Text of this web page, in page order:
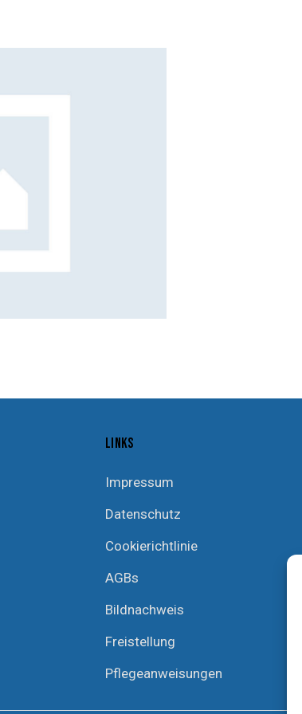
LINKS
Impressum
Datenschutz
Cookierichtlinie
AGBs
Bildnachweis
Freistellung
Pflegeanweisungen